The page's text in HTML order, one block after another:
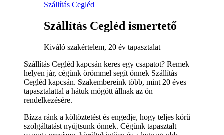
Szállítás Cegléd
Szállítás Cegléd ismertető
Kiváló szakértelem, 20 év tapasztalat
Szállítás Cegléd kapcsán keres egy csapatot? Remek
helyen jár, cégünk örömmel segít önnek Szállítás
Cegléd kapcsán. Szakembereink több, mint 20 éves
tapasztalattal a hátuk mögött állnak az ön
rendelkezésére.
Bízza ránk a költöztetést és engedje, hogy teljes körű
szolgáltatást nyújtsunk önnek. Cégünk tapasztalt